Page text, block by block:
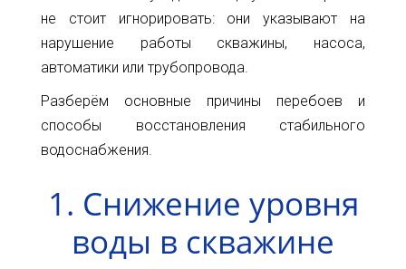
Карта
глубин
Новости
Статьи
Контакты
Пт.
Сб.
г.Киев
ул.
Большая
(рядом
гипермаркетом
Ашан)
не стоит игнорировать: они указывают на
нарушение работы скважины, насоса,
автоматики или трубопровода.
Разберём основные причины перебоев и
способы восстановления стабильного
водоснабжения.
1. Снижение уровня
воды в скважине